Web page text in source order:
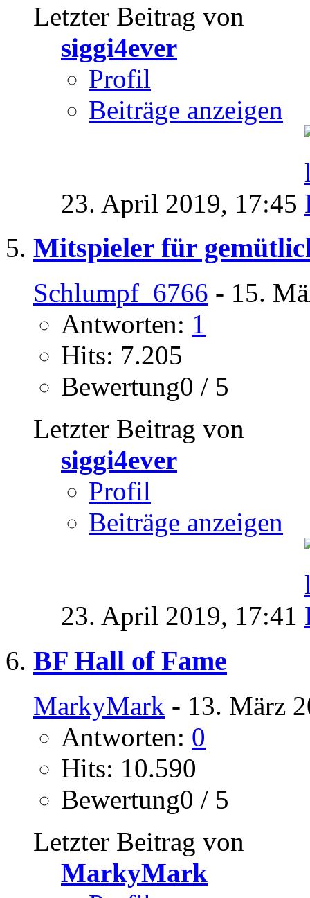
Letzter Beitrag von
siggi4ever
Profil
Beiträge anzeigen
23. April 2019, 17:45
Mitspieler für
Schlumpf_6766 - 15.
Antworten: 1
Hits: 7.205
Bewertung0 / 5
Letzter Beitrag von
siggi4ever
Profil
Beiträge anzeigen
23. April 2019, 17:41
BF Hall of Fame
MarkyMark - 13. März
Antworten: 0
Hits: 10.590
Bewertung0 / 5
Letzter Beitrag von
MarkyMark